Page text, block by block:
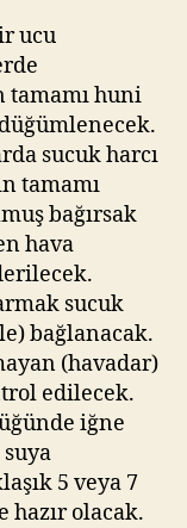
ucu
tamamı huni
sucuk harcı
tamamı
bağırsak
hava
sucuk
bağlanacak.
(havadar)
edilecek.
iğne
5 veya 7
hazır olacak.